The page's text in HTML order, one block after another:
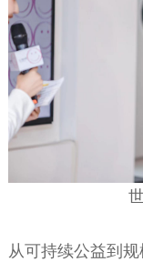
从可持续公益到